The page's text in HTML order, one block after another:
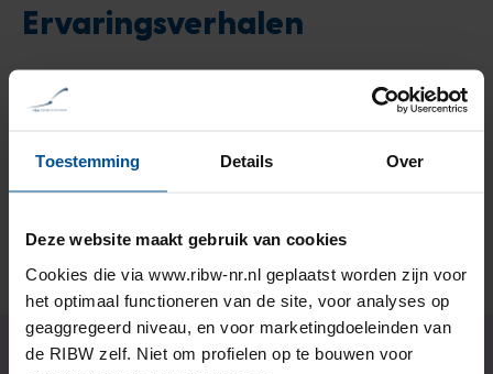
Toestemming Details Over
Deze website maakt gebruik van cookies
Cookies die via www.ribw-nr.nl geplaatst worden zijn voor
het optimaal functioneren van de site, voor analyses op
geaggregeerd niveau, en voor marketingdoeleinden van
de RIBW zelf. Niet om profielen op te bouwen voor
Ervaringsverhalen
Robert vertelt over structuur &